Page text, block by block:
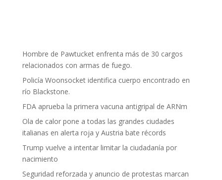
Hombre de Pawtucket enfrenta más de 30 cargos
relacionados con armas de fuego.
Policía Woonsocket identifica cuerpo encontrado en
río Blackstone.
FDA aprueba la primera vacuna antigripal de ARNm
Ola de calor pone a todas las grandes ciudades
italianas en alerta roja y Austria bate récords
Trump vuelve a intentar limitar la ciudadanía por
nacimiento
Seguridad reforzada y anuncio de protestas marcan